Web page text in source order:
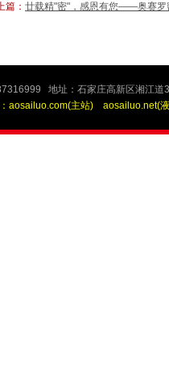
篇： 廿载精"密"，感恩有您——奥赛罗
地址：石家庄高新区湘江道
aosailuo.com(主站) aosailuo.net(